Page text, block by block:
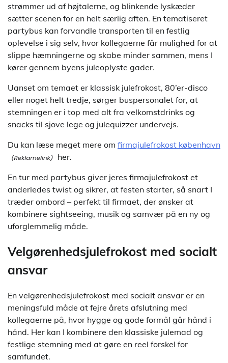
strømmer ud af højtalerne, og blinkende lyskæder
sætter scenen for en helt særlig aften. En tematiseret
partybus kan forvandle transporten til en festlig
oplevelse i sig selv, hvor kollegaerne får mulighed for at
slippe hæmningerne og skabe minder sammen, mens I
kører gennem byens juleoplyste gader.
Uanset om temaet er klassisk julefrokost, 80’er-disco
eller noget helt tredje, sørger buspersonalet for, at
stemningen er i top med alt fra velkomstdrinks og
snacks til sjove lege og julequizzer undervejs.
Du kan læse meget mere om firmajulefrokost københavn
her.
En tur med partybus giver jeres firmajulefrokost et
anderledes twist og sikrer, at festen starter, så snart I
træder ombord – perfekt til firmaet, der ønsker at
kombinere sightseeing, musik og samvær på en ny og
uforglemmelig måde.
Velgørenhedsjulefrokost med socialt
ansvar
En velgørenhedsjulefrokost med socialt ansvar er en
meningsfuld måde at fejre årets afslutning med
kollegaerne på, hvor hygge og gode formål går hånd i
hånd. Her kan I kombinere den klassiske julemad og
festlige stemning med at gøre en reel forskel for
samfundet.